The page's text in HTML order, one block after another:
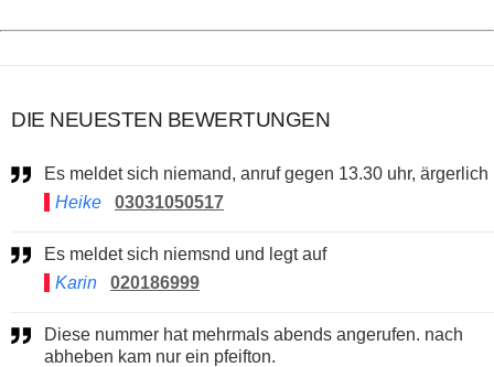
DIE NEUESTEN BEWERTUNGEN
Es meldet sich niemand, anruf gegen 13.30 uhr, ärgerlich
Heike
03031050517
Es meldet sich niemsnd und legt auf
Karin
020186999
Diese nummer hat mehrmals abends angerufen. nach
abheben kam nur ein pfeifton.